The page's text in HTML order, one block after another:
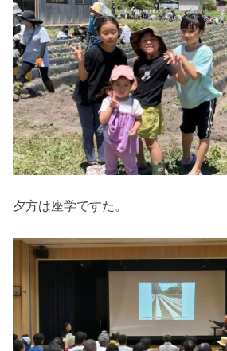
夕方は座学ですた。